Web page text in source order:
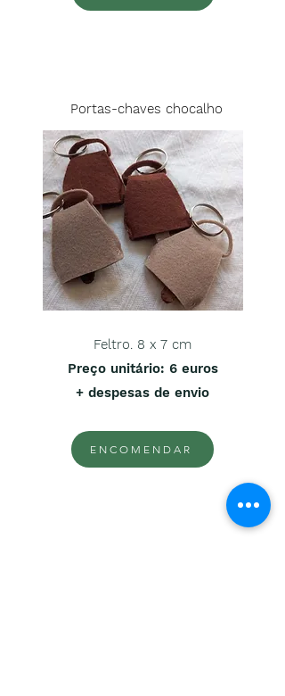
Portas-chaves chocalho
Feltro. 8 x 7 cm
Preço unitário: 6 euros
+ despesas de envio
ENCOMENDAR